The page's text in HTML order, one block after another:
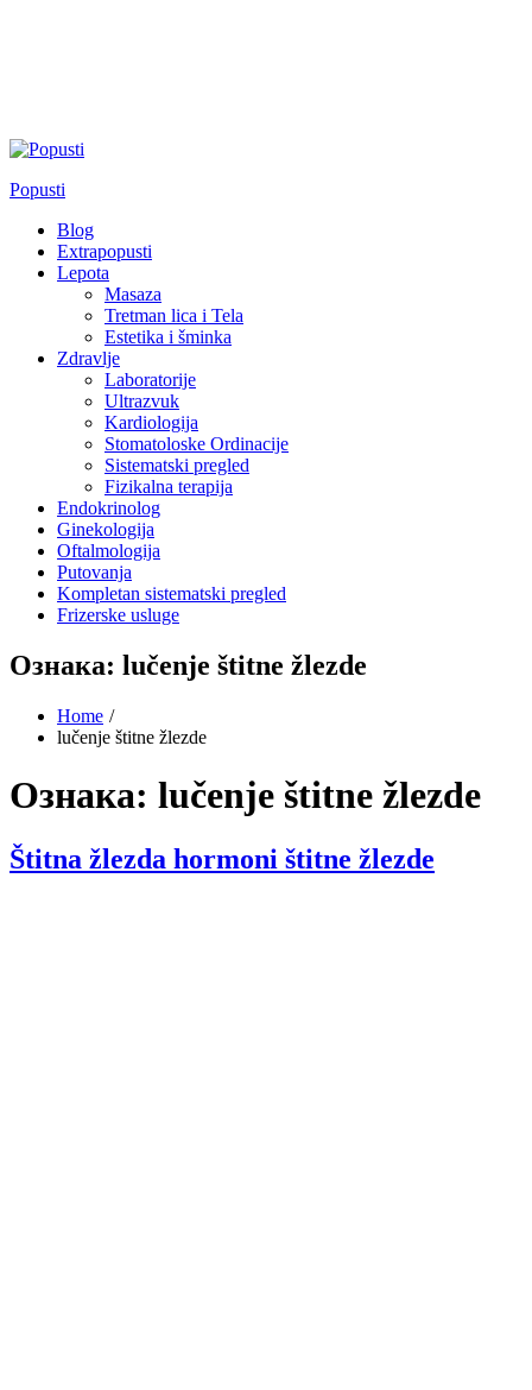
Popusti
Blog
Extrapopusti
Lepota
Masaza
Tretman lica i Tela
Estetika i šminka
Zdravlje
Laboratorije
Ultrazvuk
Kardiologija
Stomatoloske Ordinacije
Sistematski pregled
Fizikalna terapija
Endokrinolog
Ginekologija
Oftalmologija
Putovanja
Kompletan sistematski pregled
Frizerske usluge
Ознака: lučenje štitne žlezde
Home
lučenje štitne žlezde
Ознака: lučenje štitne žlezde
Štitna žlezda hormoni štitne žlezde